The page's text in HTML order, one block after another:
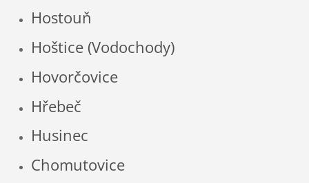
Hostouň
Hoštice (Vodochody)
Hovorčovice
Hřebeč
Husinec
Chomutovice